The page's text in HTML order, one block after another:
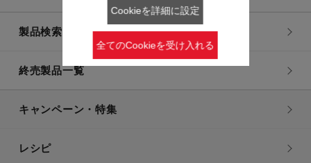
製品検索一覧
終売製品一覧
キャンペーン・特集
レシピ
Cookieを詳細に設定
全てのCookieを受け入れる